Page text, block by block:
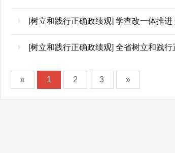
[树立和践行正确政绩观] 学查改一体推
[树立和践行正确政绩观] 全省树立和践
« 1 2 3 »